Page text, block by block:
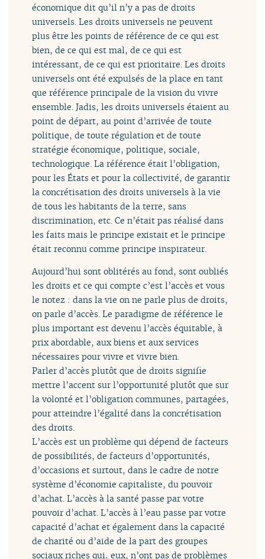
économique dit qu’il n’y a pas de droits
universels. Les droits universels ne peuvent
plus être les points de référence de ce qui est
bien, de ce qui est mal, de ce qui est
intéressant, de ce qui est prioritaire. Les droits
universels ont été expulsés de la place en tant
que référence principale de la vision du vivre
ensemble. Jadis, les droits universels étaient au
point de départ, au point d’arrivée de toute
politique, de toute régulation et de toute
stratégie économique, politique, sociale,
technologique. La référence était l’obligation,
pour les États et pour la collectivité, de garantir
la concrétisation des droits universels à la vie
de tous les habitants de la terre, sans
discrimination, etc. Ce n’était pas réalisé dans
les faits mais le principe existait et le principe
était reconnu comme principe inspirateur.
Aujourd’hui sont oblitérés au fond, sont oubliés
les droits et ce qui compte c’est l’accès et vous
le notez : dans la vie on ne parle plus de droits,
on parle d’accès. Le paradigme de référence le
plus important est devenu l’accès équitable, à
prix abordable, aux biens et aux services
nécessaires pour vivre et vivre bien.
Parler d’accès plutôt que de droits signifie
mettre l’accent sur l’opportunité plutôt que sur
la volonté et l’obligation communes, partagées,
pour atteindre l’égalité dans la concrétisation
des droits.
L’accès est un problème qui dépend de facteurs
de possibilités, de facteurs d’opportunités,
d’occasions et surtout, dans le cadre de notre
système d’économie capitaliste, du pouvoir
d’achat. L’accès à la santé passe par votre
pouvoir d’achat. L’accès à l’eau passe par votre
capacité d’achat et également dans la capacité
de charité ou d’aide de la part des groupes
sociaux riches qui, eux, n’ont pas de problèmes